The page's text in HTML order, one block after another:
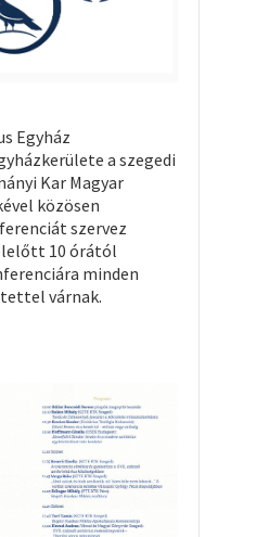
Egyház
a szegedi
Kar Magyar
közösen
szervez
10 órától
minden
várnak.